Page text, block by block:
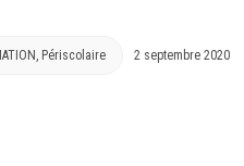
, Périscolaire 2 septembre 2020